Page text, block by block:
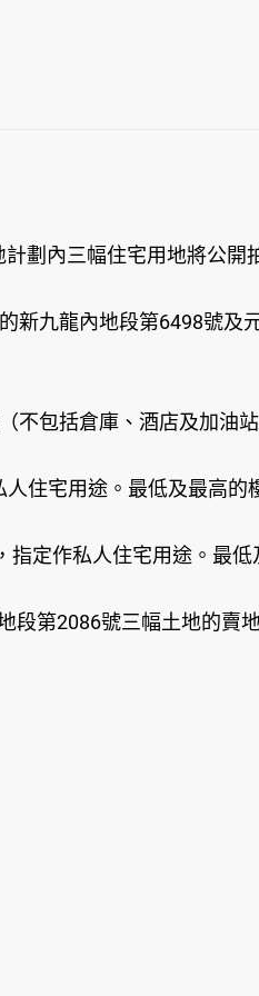
劃內三幅住宅用地將公開
九龍內地段第6498號
包括倉庫、酒店及加油
住宅用途。最低及最高的
定作私人住宅用途。最
第2086號三幅土地的賣